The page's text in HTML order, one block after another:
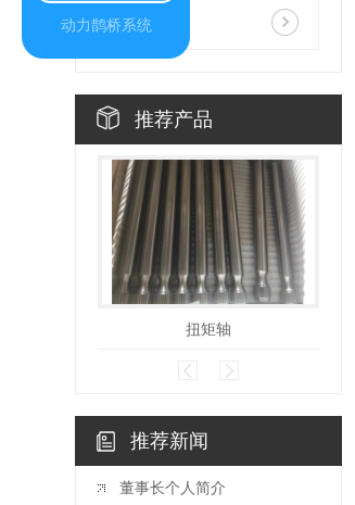
导向滑靴
推荐产品
扭矩轴
推荐新闻
董事长个人简介
动力鹊桥系统